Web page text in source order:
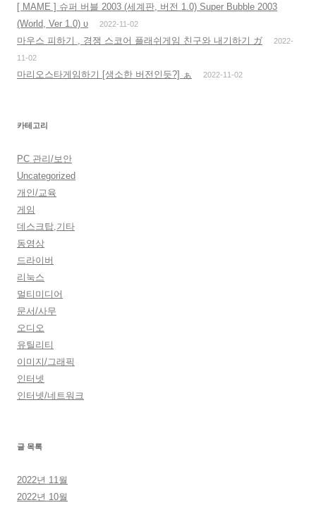
[ MAME ] 슈퍼 버블 2003 (세계판, 버전 1.0) Super Bubble 2003
(World, Ver 1.0) υ
2022-11-02
마우스 피하기 , 경쟁 스코어 플래쉬게임 친구와 내기하기 ガ
2022-
11-02
마리오스타게임하기 [생소한 버전인듯?] ぁ 2022-11-02
카테고리
PC 관리/보안
Uncategorized
개인/교육
게임
데스크탑,기타
동영상
드라이버
리눅스
멀티미디어
문서/사무
오디오
유틸리티
이미지/그래픽
인터넷
인터넷/네트워크
글 목록
2022년 11월
2022년 10월